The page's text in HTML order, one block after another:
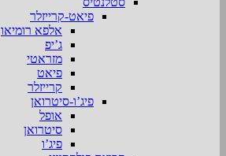
פיאט-קרייזלר
אלפא רומיאו
ג’יפ
מזראטי
פיאט
קרייזלר
פיג’ו-סיטרואן
אופל
סיטרואן
פיג’ו